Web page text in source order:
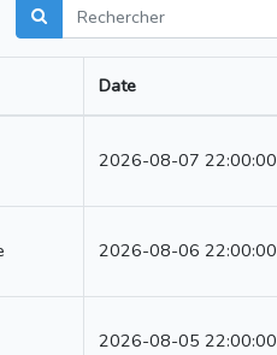
Date
2026-08-07 22:00:00
2026-08-06 22:00:00
2026-08-05 22:00:00